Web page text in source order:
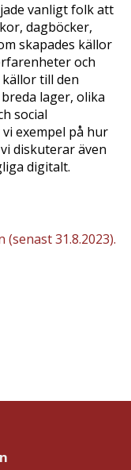
vanligt folk att
dagböcker,
skapades källor
och
till den
lager, olika
social
exempel på hur
diskuterar även
digitalt.
31.8.2023).